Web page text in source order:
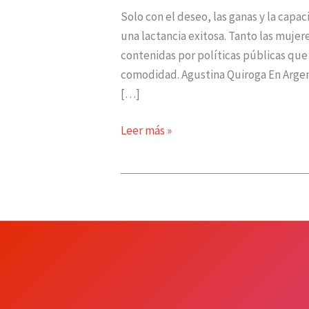
Solo con el deseo, las ganas y la
una lactancia exitosa. Tanto las
contenidas por políticas públicas
comodidad. Agustina Quiroga En
[…]
Leer más »